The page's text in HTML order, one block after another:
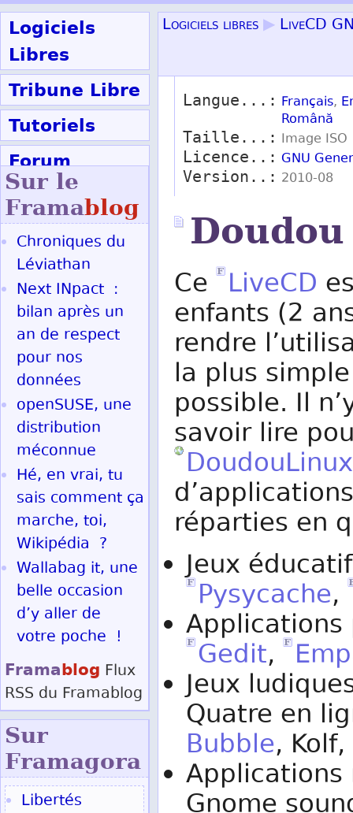
Logiciels
Libres
Tribune Libre
Tutoriels
Forum
Participer
Logiciels libres ▶ LiveCD
Langue...: Français,
Română
Taille...: Image ISO
Licence..: GNU
Version..: 2010-08
Ce LiveCD
enfants (2
rendre
la plus
possible. Il
savoir lire
DoudouLinux
réparties en
Jeux
Pysycache,
Gedit,
Jeux
Quatre en
Bubble, Kolf,
Sur le
Framablog
Chroniques du
Léviathan
Next INpact :
bilan après un
an de respect
pour nos
données
openSUSE, une
distribution
méconnue
Hé, en vrai, tu
sais comment ça
marche, toi,
Wikipédia ?
Wallabag it, une
belle occasion
d’y aller de
votre poche !
Framablog Flux
RSS du Framablog
Sur
Framagora
Libertés